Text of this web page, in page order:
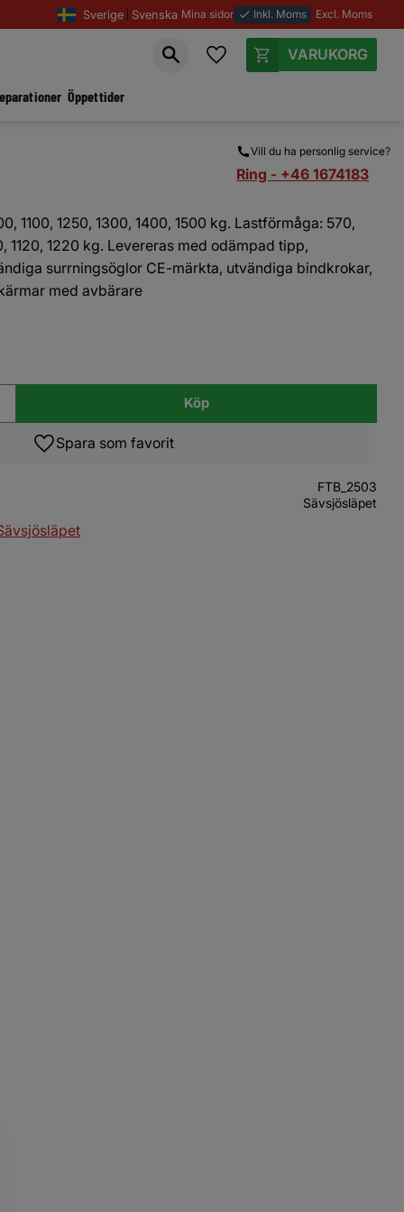
Sverige Svenska Mina sidor done Inkl. Moms Excl. Moms
Vill du ha personlig service?
Ring - +46 1674183
Favoriter
Kundvagn
Öppettider
1100, 1250, 1300, 1400, 1500 kg. Lastförmåga: 570,
1120, 1220 kg. Levereras med odämpad tipp,
surrningsöglor CE-märkta, utvändiga bindkrokar,
med avbärare
Köp
Lägg till i favoriter
FTB_2503
Sävsjösläpet